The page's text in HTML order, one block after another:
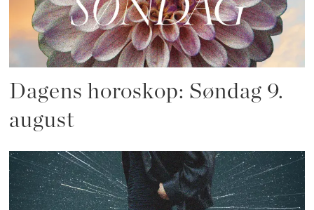
Dagens horoskop: Søndag 9.
august